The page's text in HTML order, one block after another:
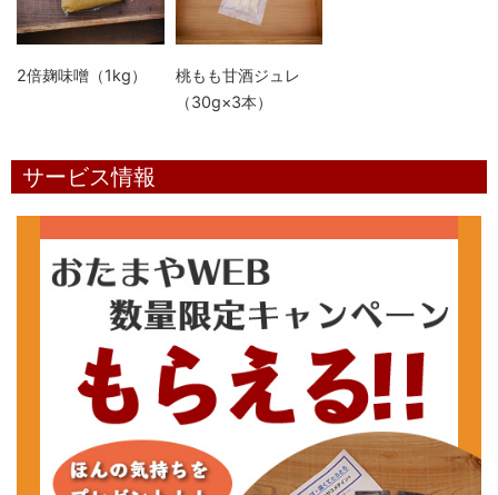
2倍麹味噌（1kg）
桃もも甘酒ジュレ
（30g×3本）
サービス情報